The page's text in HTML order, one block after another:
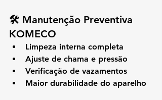
🛠️ Manutenção Preventiva
KOMECO
Limpeza interna completa
Ajuste de chama e pressão
Verificação de vazamentos
Maior durabilidade do aparelho